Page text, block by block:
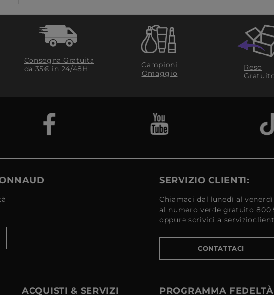
Consegna Gratuita
da 35€​ in 24/48H
Campioni
Omaggio
Reso
Gratuito
SERVIZIO CLIENTI:
Chiamaci dal lunedì al venerdì
al numero verde gratuito
oppure scrivici a
CONTATTACI
ACQUISTI & SERVIZI PROGRAMMA FEDELTÀ